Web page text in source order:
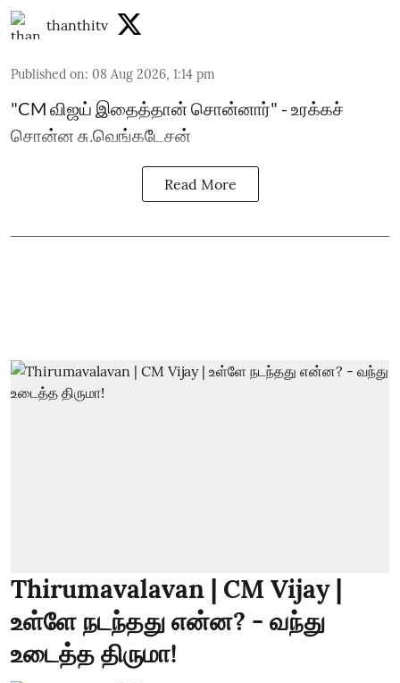
thanthitv
Published on: 08 Aug 2026, 1:14 pm
"CM விஜய் இதைத்தான் சொன்னார்" - உரக்கச்
சொன்ன சு.வெங்கடேசன்
Read More
Thirumavalavan | CM Vijay |
உள்ளே நடந்தது என்ன? - வந்து
உடைத்த திருமா!